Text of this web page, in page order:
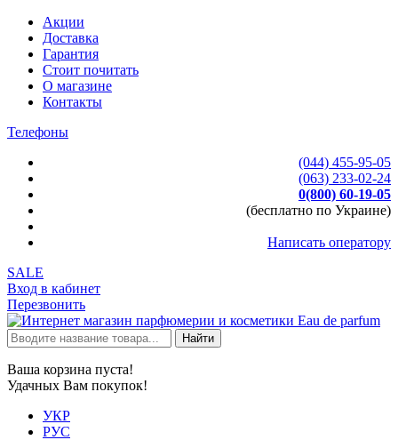
Акции
Доставка
Гарантия
Стоит почитать
О магазине
Контакты
Телефоны
(044) 455-95-05
(063) 233-02-24
0(800) 60-19-05
(бесплатно по Украине)
Написать оператору
SALE
Вход в кабинет
Перезвонить
Найти
Ваша корзина пуста!
Удачных Вам покупок!
УКР
РУС